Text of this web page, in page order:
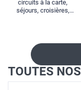
circuits à la carte,
séjours, croisières,
TOUTES NOS